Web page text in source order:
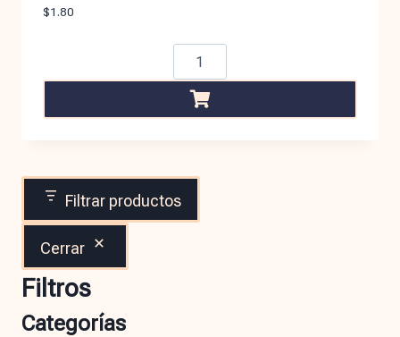
$1.80
Filtrar productos
Cerrar
Filtros
Categorías